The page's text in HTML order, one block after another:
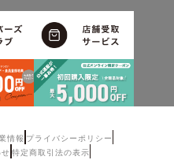
情報 プライバシーポリシー
特定商取引法の表示